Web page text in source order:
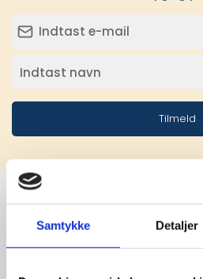
Samtykke Detaljer
Tilmeld